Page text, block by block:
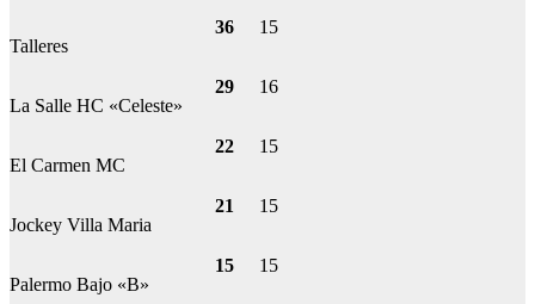
Talleres
36 15
La Salle HC «Celeste»
29 16
El Carmen MC
22 15
Jockey Villa Maria
21 15
Palermo Bajo «B»
15 15